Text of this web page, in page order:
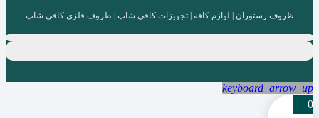
ظروف رستوران | لوازم کافه | تجهیزات کافی شاپ | ظروف فلزی کافی شاپ
keyboard_arrow_up
0